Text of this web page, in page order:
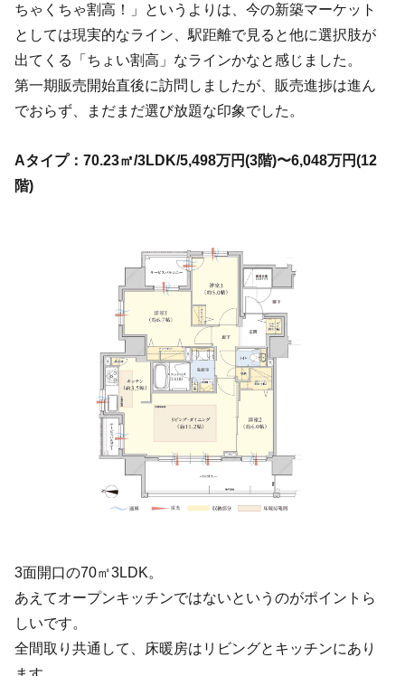
ちゃくちゃ割高！」というよりは、今の新築マーケット
としては現実的なライン、駅距離で見ると他に選択肢が
出てくる「ちょい割高」なラインかなと感じました。
第一期販売開始直後に訪問しましたが、販売進捗は進ん
でおらず、まだまだ選び放題な印象でした。
Aタイプ：70.23㎡/3LDK/5,498万円(3階)〜6,048万円(12
階)
3面開口の70㎡3LDK。
あえてオープンキッチンではないというのがポイントら
しいです。
全間取り共通して、床暖房はリビングとキッチンにあり